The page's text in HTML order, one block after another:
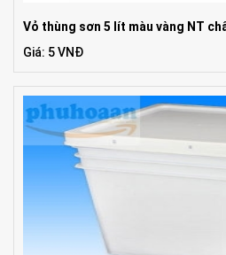
Vỏ thùng sơn 5 lít màu vàng NT
Giá: 5 VNĐ